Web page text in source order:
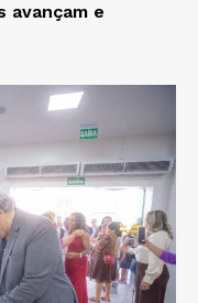
avançam e